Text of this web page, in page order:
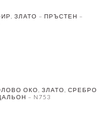
ЗЛАТО – ПРЪСТЕН –
ОКО, ЗЛАТО, СРЕБРО
– N753